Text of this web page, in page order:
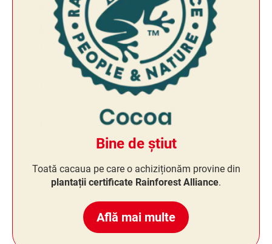
Bine de știut
Toată cacaua pe care o achiziționăm provine din
plantații certificate Rainforest Alliance.
Află mai multe